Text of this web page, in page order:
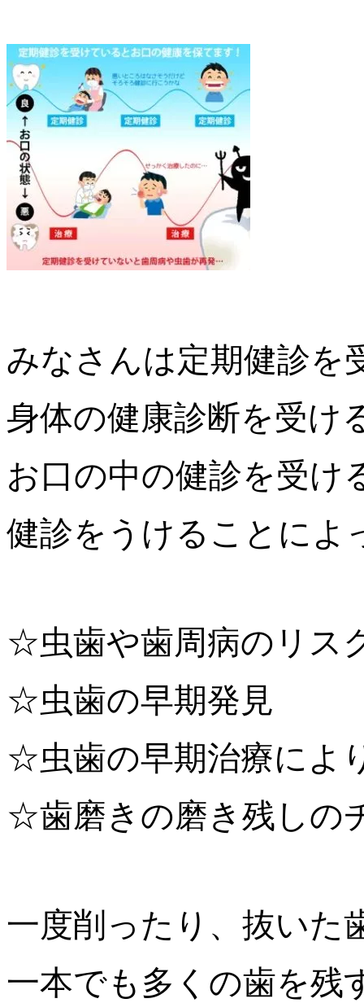
みなさんは定期健診を
身体の健康診断を受け
お口の中の健診を受け
健診をうけることによ
☆虫歯や歯周病のリス
☆虫歯の早期発見
☆虫歯の早期治療によ
☆歯磨きの磨き残しの
一度削ったり、抜いた
一本でも多くの歯を残